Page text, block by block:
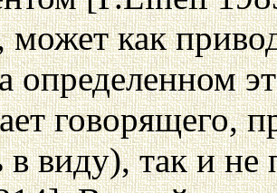
может как
определенном
говорящего,
в виду), так и